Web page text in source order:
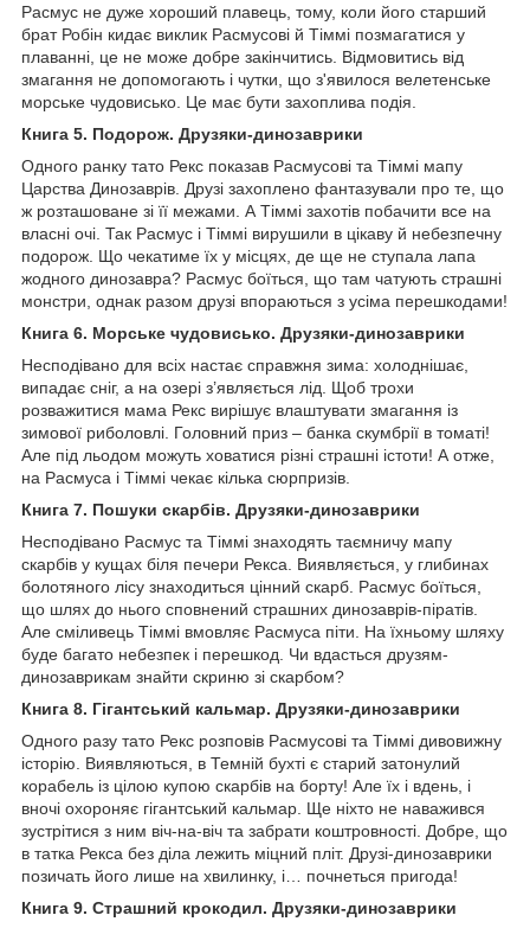
Расмус не дуже хороший плавець, тому, коли його старший
брат Робін кидає виклик Расмусові й Тіммі позмагатися у
плаванні, це не може добре закінчитись. Відмовитись від
змагання не допомогають і чутки, що з'явилося велетенське
морське чудовисько. Це має бути захоплива подія.
Книга 5. Подорож. Друзяки-динозаврики
Одного ранку тато Рекс показав Расмусові та Тіммі мапу
Царства Динозаврів. Друзі захоплено фантазували про те, що
ж розташоване зі її межами. А Тіммі захотів побачити все на
власні очі. Так Расмус і Тіммі вирушили в цікаву й небезпечну
подорож. Що чекатиме їх у місцях, де ще не ступала лапа
жодного динозавра? Расмус боїться, що там чатують страшні
монстри, однак разом друзі впораються з усіма перешкодами!
Книга 6. Морське чудовисько. Друзяки-динозаврики
Несподівано для всіх настає справжня зима: холоднішає,
випадає сніг, а на озері з’являється лід. Щоб трохи
розважитися мама Рекс вирішує влаштувати змагання із
зимової риболовлі. Головний приз – банка скумбрії в томаті!
Але під льодом можуть ховатися різні страшні істоти! А отже,
на Расмуса і Тіммі чекає кілька сюрпризів.
Книга 7. Пошуки скарбів. Друзяки-динозаврики
Несподівано Расмус та Тіммі знаходять таємничу мапу
скарбів у кущах біля печери Рекса. Виявляється, у глибинах
болотяного лісу знаходиться цінний скарб. Расмус боїться,
що шлях до нього сповнений страшних динозаврів-піратів.
Але сміливець Тіммі вмовляє Расмуса піти. На їхньому шляху
буде багато небезпек і перешкод. Чи вдасться друзям-
динозаврикам знайти скриню зі скарбом?
Книга 8. Гігантський кальмар. Друзяки-динозаврики
Одного разу тато Рекс розповів Расмусові та Тіммі дивовижну
історію. Виявляються, в Темній бухті є старий затонулий
корабель із цілою купою скарбів на борту! Але їх і вдень, і
вночі охороняє гігантський кальмар. Ще ніхто не наважився
зустрітися з ним віч-на-віч та забрати коштровності. Добре, що
в татка Рекса без діла лежить міцний пліт. Друзі-динозаврики
позичать його лише на хвилинку, і… почнеться пригода!
Книга 9. Страшний крокодил. Друзяки-динозаврики